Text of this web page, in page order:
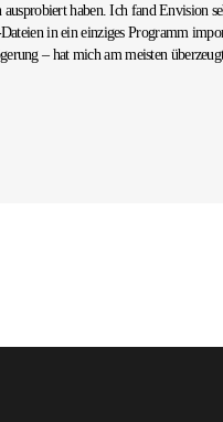
haben. Ich fand Envision
in ein einziges Programm
– hat mich am meisten